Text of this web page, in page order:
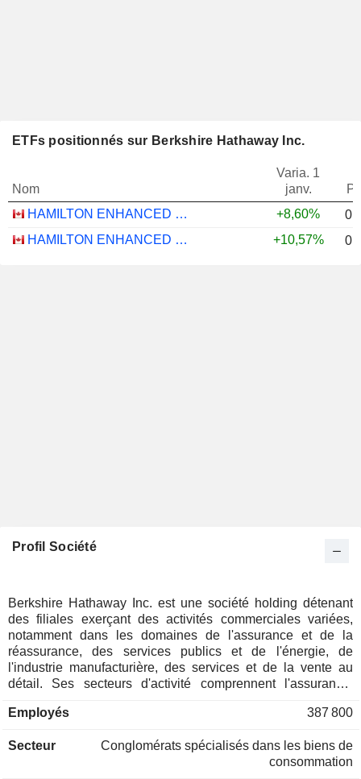
ETFs positionnés sur Berkshire Hathaway Inc.
Nom
Varia. 1
janv.
HAMILTON ENHANCED U.S. COVERED CALL ETF - CAD HEDGED
+8,60%
HAMILTON ENHANCED U.S. COVERED CALL ETF - USD
+10,57%
Profil Société
Berkshire Hathaway Inc. est une société holding détenant
des filiales exerçant des activités commerciales variées,
notamment dans les domaines de l'assurance et de la
réassurance, des services publics et de l'énergie, de
l'industrie manufacturière, des services et de la vente au
détail. Ses secteurs d'activité comprennent l'assurance,
Energy (BHE), l'industrie manufacturière, les services et la
Centers (Pilot). Le segment Assurance comprend GEICO,
Berkshire Hathaway Primary Group et Berkshire Hathaway
Employés 387 800
Secteur
Conglomérats spécialisés dans les biens de
consommation